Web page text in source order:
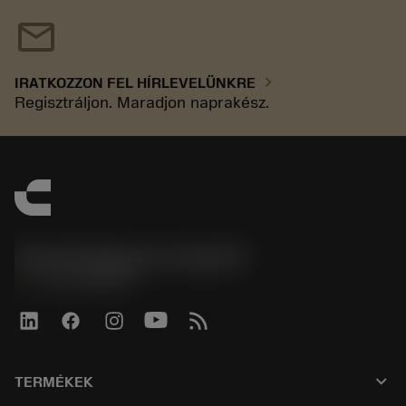
mail
IRATKOZZON FEL HÍRLEVELÜNKRE chevron_right
Regisztráljon. Maradjon naprakész.
TERMÉKEK keyboard_arrow_down